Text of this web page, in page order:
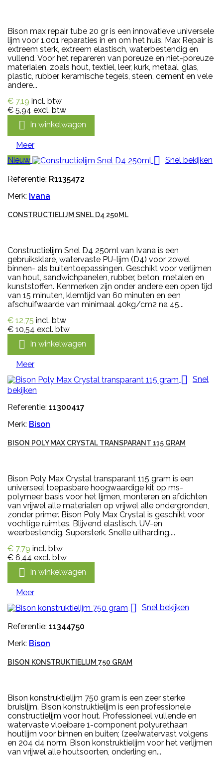
Bison max repair tube 20 gr is een innovatieve universele
lijm voor 1.001 reparaties in en om het huis. Max Repair is
extreem sterk, extreem elastisch, waterbestendig en
vullend. Voor het repareren van poreuze en niet-poreuze
materialen, zoals hout, textiel, leer, kurk, metaal, glas,
plastic, rubber, keramische tegels, steen, cement en vele
andere...
€ 7,19 incl. btw
€ 5,94 excl. btw
 In winkelwagen
Meer
Nieuw
 Snel bekijken
Referentie: R1135472
Merk: Ivana
CONSTRUCTIELIJM SNEL D4 250ML
Constructielijm Snel D4 250ml van Ivana is een
gebruiksklare, watervaste PU-lijm (D4) voor zowel
binnen- als buitentoepassingen. Geschikt voor verlijmen
van hout, sandwichpanelen, rubber, beton, metalen en
kunststoffen. Kenmerken zijn onder andere een open tijd
van 15 minuten, klemtijd van 60 minuten en een
afschuifwaarde van minimaal 40kg/cm2 na 45...
€ 12,75 incl. btw
€ 10,54 excl. btw
 In winkelwagen
Meer
 Snel
bekijken
Referentie: 11300417
Merk: Bison
BISON POLY MAX CRYSTAL TRANSPARANT 115 GRAM
Bison Poly Max Crystal transparant 115 gram is een
universeel toepasbare hoogwaardige kit op ms-
polymeer basis voor het lijmen, monteren en afdichten
van vrijwel alle materialen op vrijwel alle ondergronden,
zonder primer. Bison Poly Max Crystal is geschikt voor
vochtige ruimtes. Blijvend elastisch. UV-en
weerbestendig. Supersterk. Snelle uitharding....
€ 7,79 incl. btw
€ 6,44 excl. btw
 In winkelwagen
Meer
 Snel bekijken
Referentie: 11344750
Merk: Bison
BISON KONSTRUKTIELIJM 750 GRAM
Bison konstruktielijm 750 gram is een zeer sterke
bruislijm. Bison konstruktielijm is een professionele
constructielijm voor hout. Professioneel vullende en
watervaste vloeibare 1-component polyurethaan
houtlijm voor binnen en buiten; (zee)watervast volgens
en 204 d4 norm. Bison konstruktielijm voor het verlijmen
van vrijwel alle houtsoorten, onderling en...